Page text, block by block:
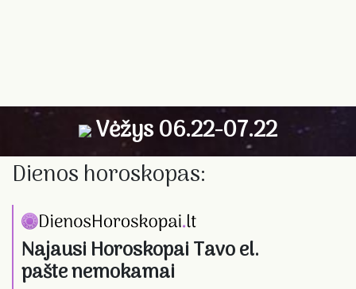
Vėžys 06.22-07.22
Dienos horoskopas:
Najausi Horoskopai Tavo el.
pašte nemokamai